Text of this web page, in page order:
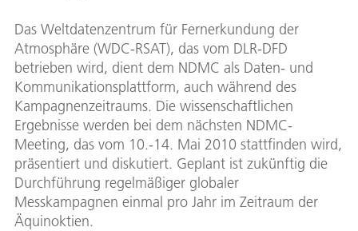
Das Weltdatenzentrum für Fernerkundung der
Atmosphäre (WDC-RSAT), das vom DLR-DFD
betrieben wird, dient dem NDMC als Daten- und
Kommunikationsplattform, auch während des
Kampagnenzeitraums. Die wissenschaftlichen
Ergebnisse werden bei dem nächsten NDMC-
Meeting, das vom 10.-14. Mai 2010 stattfinden wird,
präsentiert und diskutiert. Geplant ist zukünftig die
Durchführung regelmäßiger globaler
Messkampagnen einmal pro Jahr im Zeitraum der
Äquinoktien.